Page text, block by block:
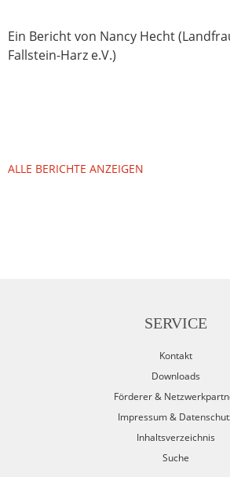
Ein Bericht von Nancy Hecht
Fallstein-Harz e.V.)
ALLE BERICHTE ANZEIGEN
SERVICE
Kontakt
Downloads
Förderer &
Impressum &
Inhaltsverzeichnis
Suche